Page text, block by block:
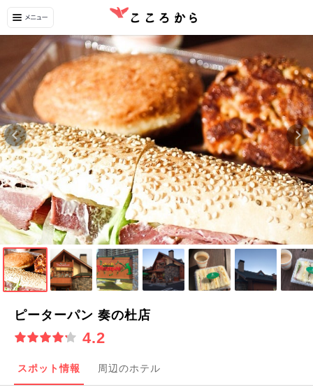
ピーターパン 奏の杜店
4.2
スポット情報 周辺のホテル